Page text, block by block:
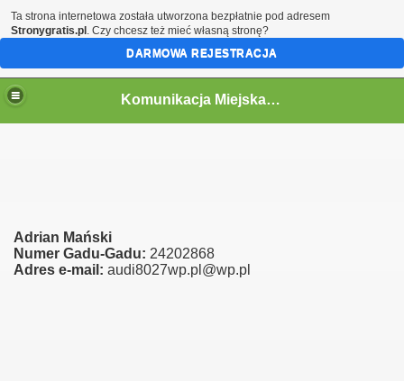
Komunikacja Miejska w Toruniu
Adrian Mański
Numer Gadu-Gadu: 24202868
Adres e-mail: audi8027wp.pl@wp.pl
Ta strona internetowa została utworzona bezpłatnie pod adresem
Stronygratis.pl . Czy chcesz też mieć własną stronę?
DARMOWA REJESTRACJA